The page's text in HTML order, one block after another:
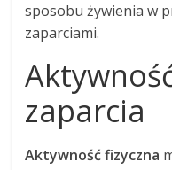
sposobu żywienia w
zaparciami.
zaparcia
Aktywność fizyczna